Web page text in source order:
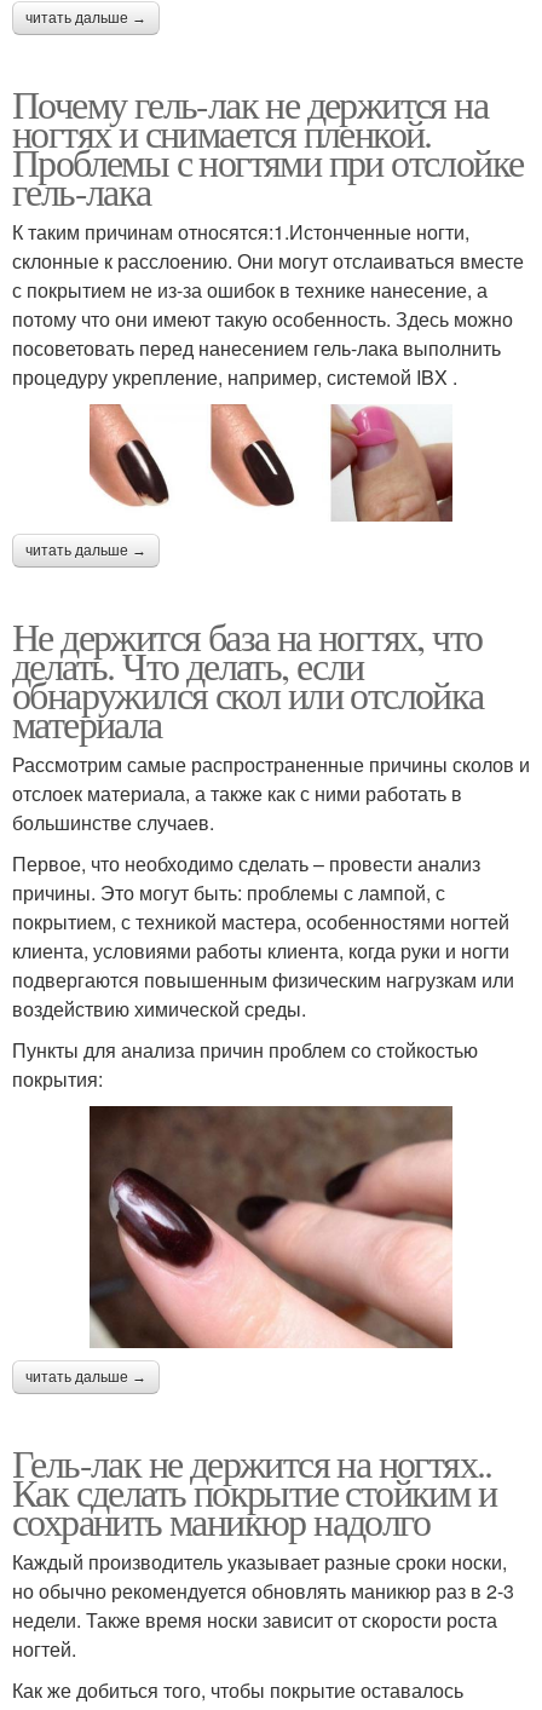
читать дальше →
Почему гель-лак не держится на
ногтях и снимается пленкой.
Проблемы с ногтями при отслойке
гель-лака
К таким причинам относятся:1.Истонченные ногти,
склонные к расслоению. Они могут отслаиваться вместе
с покрытием не из-за ошибок в технике нанесение, а
потому что они имеют такую особенность. Здесь можно
посоветовать перед нанесением гель-лака выполнить
процедуру укрепление, например, системой IBX .
читать дальше →
Не держится база на ногтях, что
делать. Что делать, если
обнаружился скол или отслойка
материала
Рассмотрим самые распространенные причины сколов и
отслоек материала, а также как с ними работать в
большинстве случаев.
Первое, что необходимо сделать – провести анализ
причины. Это могут быть: проблемы с лампой, с
покрытием, с техникой мастера, особенностями ногтей
клиента, условиями работы клиента, когда руки и ногти
подвергаются повышенным физическим нагрузкам или
воздействию химической среды.
Пункты для анализа причин проблем со стойкостью
покрытия:
читать дальше →
Гель-лак не держится на ногтях..
Как сделать покрытие стойким и
сохранить маникюр надолго
Каждый производитель указывает разные сроки носки,
но обычно рекомендуется обновлять маникюр раз в 2-3
недели. Также время носки зависит от скорости роста
ногтей.
Как же добиться того, чтобы покрытие оставалось